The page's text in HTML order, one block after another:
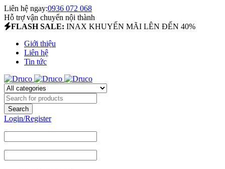
Liên hệ ngay:0936 072 068
Hỗ trợ vận chuyển nội thành
FLASH SALE: INAX KHUYẾN MÃI LÊN ĐẾN 40%
Giới thiệu
Liên hệ
Tin tức
Login/Register